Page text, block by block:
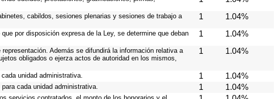
cabildos, sesiones plenarias y sesiones de trabajo a
1 1.04%
por disposición expresa de la Ley, se determine que deban
1 1.04%
Además se difundirá la información relativa a
obligados o ejerza actos de autoridad en los mismos,
1 1.04%
unidad administrativa. 1 1.04%
cada unidad administrativa. 1 1.04%